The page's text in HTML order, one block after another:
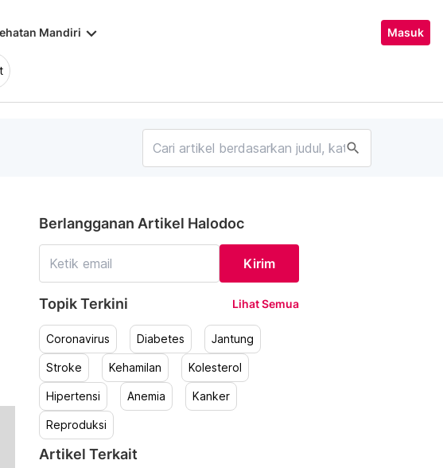
Mandiri keyboard_arrow_down Masuk
search
Berlangganan Artikel Halodoc
Kirim
Topik Terkini Lihat Semua
Coronavirus Diabetes Jantung
Stroke Kehamilan Kolesterol
Hipertensi Anemia Kanker
Reproduksi
Artikel Terkait